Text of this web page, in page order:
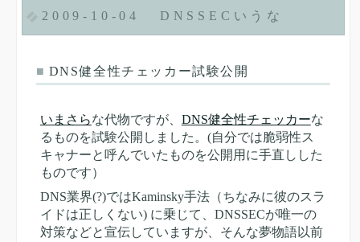
2009-10-04 DNSSECいうな
■ DNS健全性チェッカー試験公開
いまさらな代物ですが、 DNS健全性チェッカーな
るものを試験公開しました。(自分では脆弱性ス
キャナーと呼んでいたものを公開用に手直しした
ものです）
DNS業界(?)ではKaminsky手法（ちなみに彼のスラ
イドは正しくない) に乗じて、DNSSECが唯一の
対策などと宣伝していますが、そんな夢物語以前